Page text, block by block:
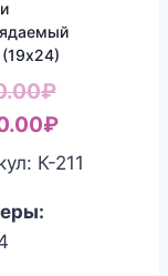
₽
цена
₽Текущая
цена:
К-211